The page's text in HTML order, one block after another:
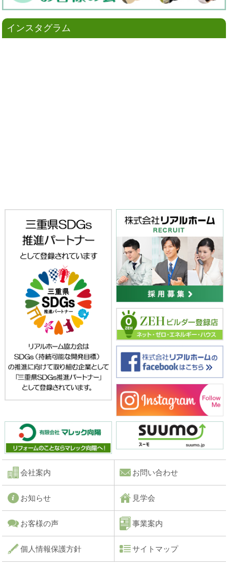
インスタグラム
会社案内 お問い合わせ
お知らせ 見学会
お客様の声 事業案内
個人情報保護方針 サイトマップ